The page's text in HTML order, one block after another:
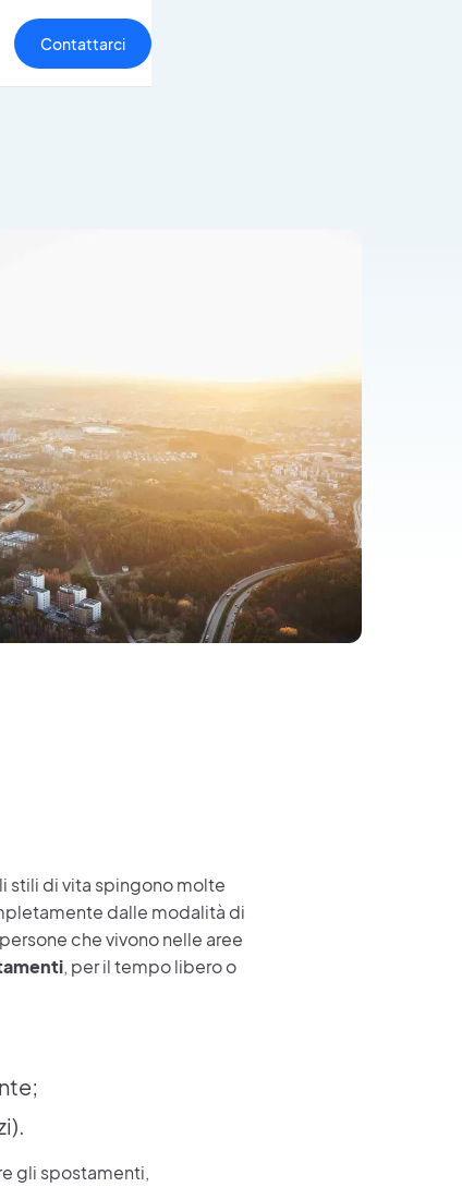
Contattarci
stili di vita spingono molte
dalle modalità di
che vivono nelle aree
, per il tempo libero o
gli spostamenti,